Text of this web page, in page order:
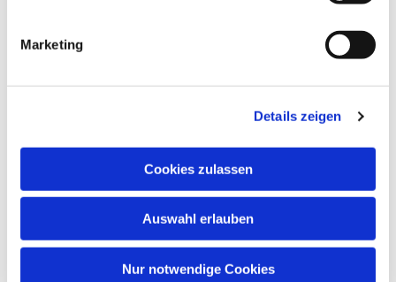
Marketing
Details zeigen
Cookies zulassen
Auswahl erlauben
Nur notwendige Cookies